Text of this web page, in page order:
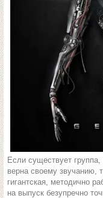
Если существует
верна своему звучанию,
гигантская, методично
на выпуск безупречно